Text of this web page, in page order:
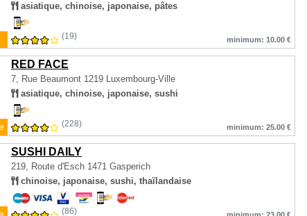
asiatique, chinoise, japonaise, pâtes
(19) minimum: 10.00 €
RED FACE
7, Rue Beaumont 1219 Luxembourg-Ville
asiatique, chinoise, japonaise, sushi
(228) minimum: 25.00 €
SUSHI DAILY
219, Route d'Esch 1471 Gasperich
chinoise, japonaise, sushi, thaïlandaise
(86)